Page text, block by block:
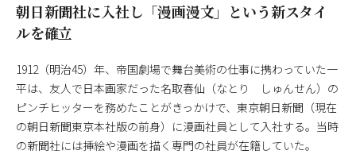
朝日新聞社に入社し「漫画漫文」という新スタイ
ルを確立
1912（明治45）年、帝国劇場で舞台美術の仕事に携わっていた一
平は、友人で日本画家だった名取春仙（なとり しゅんせん）の
ピンチヒッターを務めたことがきっかけで、東京朝日新聞（現在
の朝日新聞東京本社版の前身）に漫画社員として入社する。当時
の新聞社には挿絵や漫画を描く専門の社員が在籍していた。